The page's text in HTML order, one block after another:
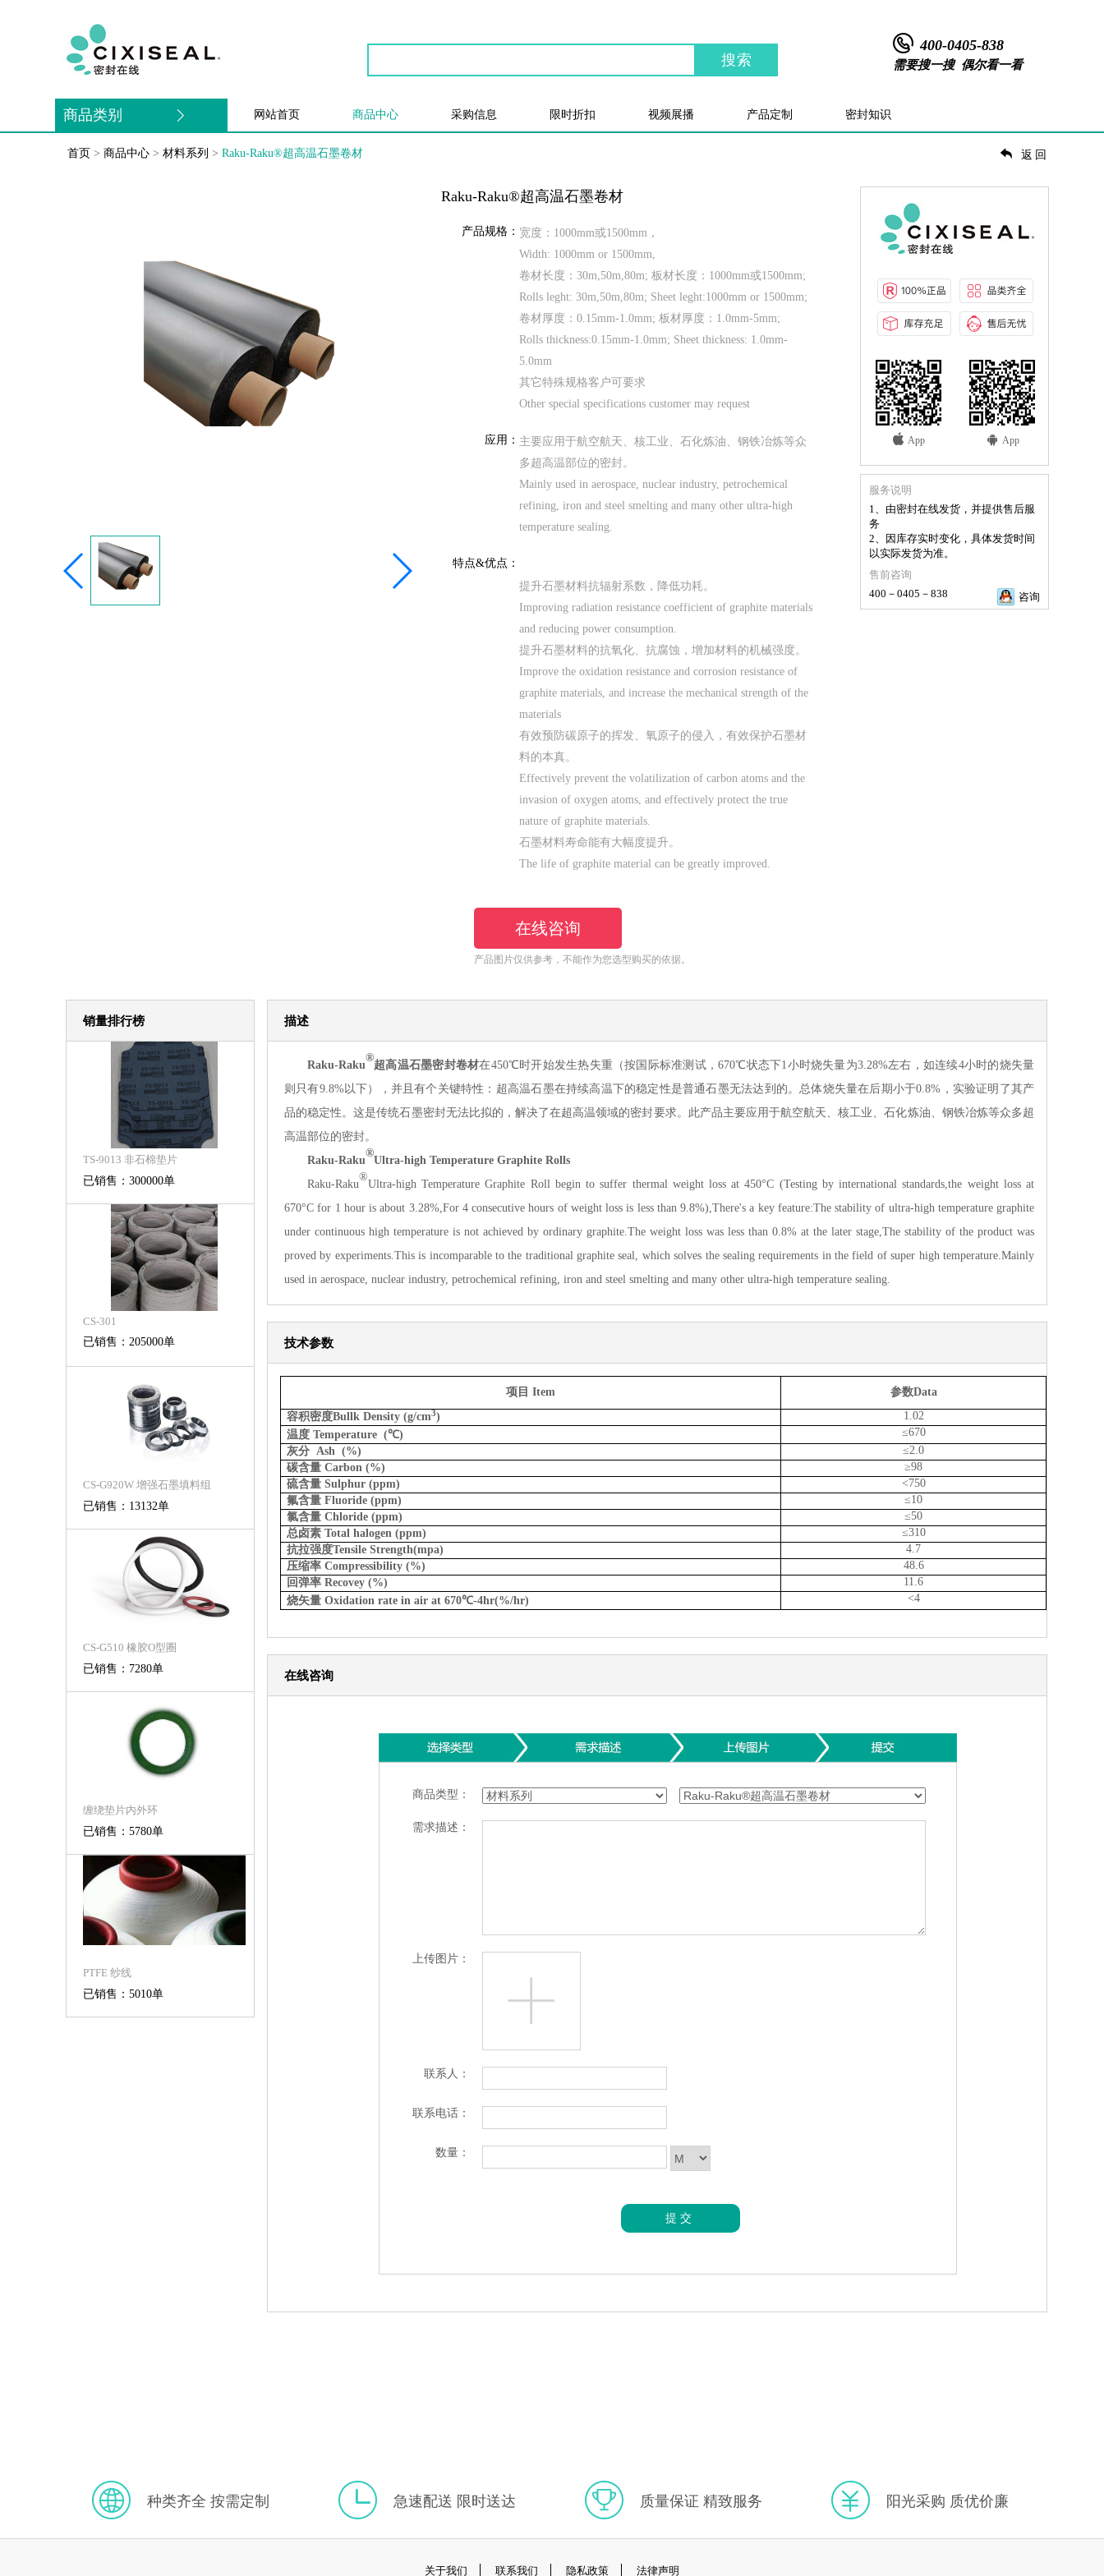
搜索
400-0405-838
需要搜一搜 偶尔看一看
商品类别 网站首页 商品中心 采购信息 限时折扣 视频展播 产品定制 密封知识
首页 > 商品中心 > 材料系列 > Raku-Raku®超高温石墨卷材 返回
Raku-Raku®超高温石墨卷材
产品规格： 宽度：1000mm或1500mm，
Width: 1000mm or 1500mm,
卷材长度：30m,50m,80m; 板材长度：1000mm或1500mm;
Rolls leght: 30m,50m,80m; Sheet leght:1000mm or 1500mm;
卷材厚度：0.15mm-1.0mm; 板材厚度：1.0mm-5mm;
Rolls thickness:0.15mm-1.0mm; Sheet thickness: 1.0mm-
5.0mm
其它特殊规格客户可要求
Other special specifications customer may request
应用： 主要应用于航空航天、核工业、石化炼油、钢铁冶炼等众
多超高温部位的密封。
Mainly used in aerospace, nuclear industry, petrochemical
refining, iron and steel smelting and many other ultra-high
temperature sealing.
特点&优点：
提升石墨材料抗辐射系数，降低功耗。
Improving radiation resistance coefficient of graphite materials
and reducing power consumption.
提升石墨材料的抗氧化、抗腐蚀，增加材料的机械强度。
Improve the oxidation resistance and corrosion resistance of
graphite materials, and increase the mechanical strength of the
materials
有效预防碳原子的挥发、氧原子的侵入，有效保护石墨材
料的本真。
Effectively prevent the volatilization of carbon atoms and the
invasion of oxygen atoms, and effectively protect the true
nature of graphite materials.
石墨材料寿命能有大幅度提升。
The life of graphite material can be greatly improved.
在线咨询
产品图片仅供参考，不能作为您选型购买的依据。
App App
服务说明
1、由密封在线发货，并提供售后服
务
2、因库存实时变化，具体发货时间
以实际发货为准。
售前咨询
400－0405－838
咨询
销量排行榜
TS-9013 非石棉垫片
已销售：300000单
CS-301
已销售：205000单
CS-G920W 增强石墨填料组
已销售：13132单
CS-G510 橡胶O型圈
已销售：7280单
缠绕垫片内外环
已销售：5780单
PTFE 纱线
已销售：5010单
描述
Raku-Raku
®
超高温石墨密封卷材在450℃时开始发生热失重（按国际标准测试，670℃状态下1小时烧失量为3.28%左右 ，如连续4小时的烧失量
则 只有9.8%以下），并且有个关键特性 ：超高温石墨在持续高温下的稳定性是普通石墨无法达到的。总体烧失量在后期小于0.8%，实验证明了其产
品的稳定性。这是传统石墨密封无法比拟的， 解决了在超高温领域的密封要求。此产品主要应用于航空航天、核工业、石化炼油、钢铁冶炼等众多超
高温部位的密封。
Raku-Raku
®
Ultra-highTemperatureGraphiteRolls
Raku-Raku
®
Ultra-highTemperatureGraphite Roll begin to suffer thermal weight loss at 450°C (Testing by international standards,the weight loss at
670°C for 1 hour is about 3.28%,For 4 consecutive hours of weight loss is less than 9.8%),There's a key feature:The stability of ultra-high temperature graphite
under continuous high temperature is not achieved by ordinary graphite.The weight loss was less than 0.8% at the later stage,The stability of the product was
proved by experiments.This is incomparable to the traditional graphite seal, which solves the sealing requirements in the field of super high temperature.Mainly
used in aerospace, nuclear industry, petrochemical refining, iron and steel smelting and many other ultra-high temperature sealing.
技术参数
项目 Item 参数Data
容积密度Bullk Density (g/cm3)
1.02
温度Temperature (℃)
≤670
灰分 Ash (%) ≤2.0
碳含量 Carbon (%)
≥98
硫含量 Sulphur (ppm)
<750
氟含量 Fluoride (ppm)
≤10
氯含量Chloride (ppm)
≤50
总卤素Total halogen (ppm)
≤310
抗拉强度Tensile Strength(mpa)
4.7
压缩率Compressibility (%)
48.6
回弹率 Recovey (%)
11.6
烧矢量Oxidation rate in air at 670℃-4hr(%/hr) <4
在线咨询
商品类型：
需求描述：
上传图片：
联系人：
联系电话：
数量：
提交
种类齐全 按需定制 急速配送 限时送达 质量保证 精致服务 阳光采购 质优价廉
关于我们 联系我们 隐私政策 法律声明